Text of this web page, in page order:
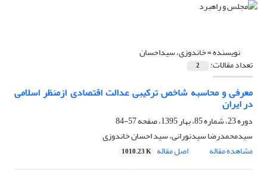
نویسنده =خاندوزی، سیداحسان
تعداد مقالات: 2
معرفی و محاسبه شاخص ترکیبی عدالت اقتصادی ازمنظر اسلامی
در ایران
دوره 23، شماره 85، بهار 1395، صفحه
57-84
سیدمحمدرضا سیدنورانی، سید احسان خاندوزی
مشاهده مقاله
اصل مقاله 1010.23 K